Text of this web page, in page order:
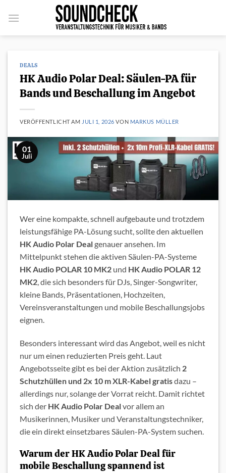
Inhalt
DEALS
HK Audio Polar Deal: Säulen-PA für
Bands und Beschallung im Angebot
VERÖFFENTLICHT AM JULI 1, 2026 VON MARKUS MÜLLER
01
Juli
Wer eine kompakte, schnell aufgebaute und trotzdem
leistungsfähige PA-Lösung sucht, sollte den aktuellen
HK Audio Polar Dealgenauer ansehen. Im
Mittelpunkt stehen die aktiven Säulen-PA-Systeme
HK Audio POLAR 10 MK2 und HK Audio POLAR 12
MK2 , die sich besonders für DJs, Singer-Songwriter,
kleine Bands, Präsentationen, Hochzeiten,
Vereinsveranstaltungen und mobile Beschallungsjobs
eignen.
Besonders interessant wird das Angebot, weil es nicht
nur um einen reduzierten Preis geht. Laut
Angebotsseite gibt es bei der Aktion zusätzlich 2
Schutzhüllen und 2x 10 m XLR-Kabel gratisdazu –
allerdings nur, solange der Vorrat reicht. Damit richtet
sich der HK Audio Polar Dealvor allem an
Musikerinnen, Musiker und Veranstaltungstechniker,
die ein direkt einsetzbares Säulen-PA-System suchen.
Warum der HK Audio Polar Deal für
mobile Beschallung spannend ist